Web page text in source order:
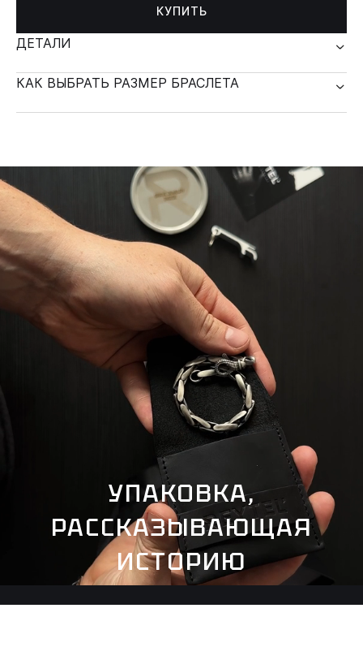
КУПИТЬ
ДЕТАЛИ
КАК ВЫБРАТЬ РАЗМЕР БРАСЛЕТА
УПАКОВКА,
РАССКАЗЫВАЮЩАЯ
ИСТОРИЮ